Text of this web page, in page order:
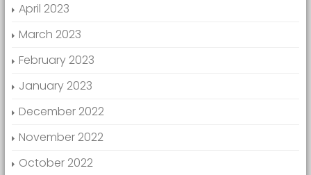
April 2023
March 2023
February 2023
January 2023
December 2022
November 2022
October 2022